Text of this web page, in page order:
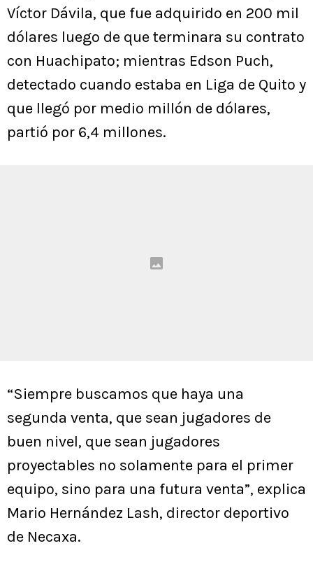
Víctor Dávila, que fue adquirido en 200 mil
dólares luego de que terminara su contrato
con Huachipato; mientras Edson Puch,
detectado cuando estaba en Liga de Quito y
que llegó por medio millón de dólares,
partió por 6,4 millones.
“Siempre buscamos que haya una
segunda venta, que sean jugadores de
buen nivel, que sean jugadores
proyectables no solamente para el primer
equipo, sino para una futura venta”, explica
Mario Hernández Lash, director deportivo
de Necaxa.